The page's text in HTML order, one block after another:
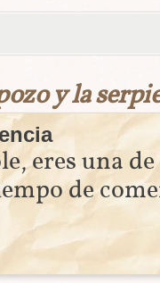
y la
eres una
de